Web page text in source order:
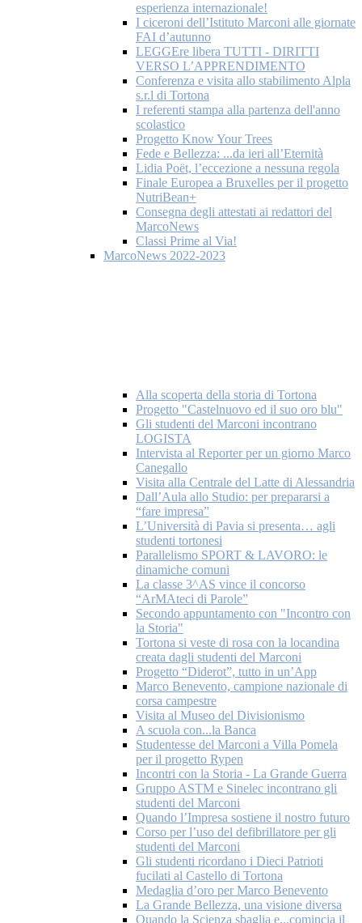
esperienza internazionale!
I ciceroni dell’Istituto Marconi alle giornate
FAI d’autunno
LEGGEre libera TUTTI - DIRITTI
VERSO L’APPRENDIMENTO
Conferenza e visita allo stabilimento Alpla
s.r.l di Tortona
I referenti stampa alla partenza dell'anno
scolastico
Progetto Know Your Trees
Fede e Bellezza: ...da ieri all’Eternità
Lidia Poët, l’eccezione a nessuna regola
Finale Europea a Bruxelles per il progetto
NutriBean+
Consegna degli attestati ai redattori del
MarcoNews
Classi Prime al Via!
MarcoNews 2022-2023
Alla scoperta della storia di Tortona
Progetto "Castelnuovo ed il suo oro blu"
Gli studenti del Marconi incontrano
LOGISTA
Intervista al Reporter per un giorno Marco
Canegallo
Visita alla Centrale del Latte di Alessandria
Dall’Aula allo Studio: per prepararsi a
“fare impresa”
L’Università di Pavia si presenta… agli
studenti tortonesi
Parallelismo SPORT & LAVORO: le
dinamiche comuni
La classe 3^AS vince il concorso
“ArMAteci di Parole”
Secondo appuntamento con "Incontro con
la Storia"
Tortona si veste di rosa con la locandina
creata dagli studenti del Marconi
Progetto “Diderot”, tutto in un’App
Marco Benevento, campione nazionale di
corsa campestre
Visita al Museo del Divisionismo
A scuola con...la Banca
Studentesse del Marconi a Villa Pomela
per il progetto Rypen
Incontri con la Storia - La Grande Guerra
Gruppo ASTM e Sinelec incontrano gli
studenti del Marconi
Quando l’Impresa sostiene il nostro futuro
Corso per l’uso del defibrillatore per gli
studenti del Marconi
Gli studenti ricordano i Dieci Patrioti
fucilati al Castello di Tortona
Medaglia d’oro per Marco Benevento
La Grande Bellezza, una visione diversa
Quando la Scienza sbaglia e...comincia il